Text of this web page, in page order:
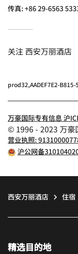
传真:+86 29-6563
关注 西安万丽酒店
prod32,AADEF7E2-
万豪国际专有信息 沪
© 1996 - 2023 万豪
营业执照:
沪公网备
西安万丽酒店 住宿
精选目的地